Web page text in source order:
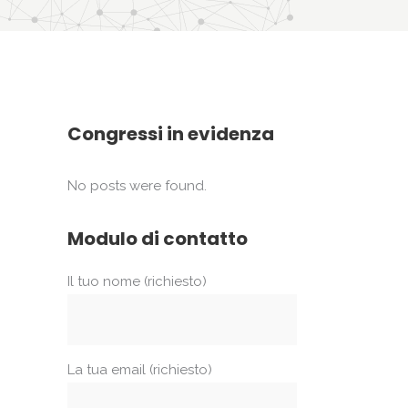
Congressi in evidenza
No posts were found.
Modulo di contatto
Il tuo nome (richiesto)
La tua email (richiesto)